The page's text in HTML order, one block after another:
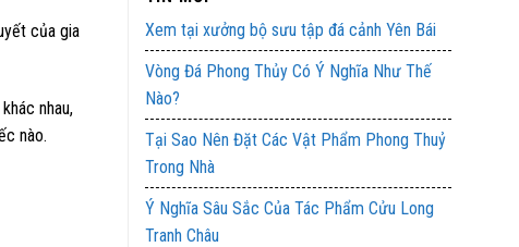
của gia
nhau,
nào.
Xem tại xưởng bộ sưu tập đá cảnh Yên Bái
Vòng Đá Phong Thủy Có Ý Nghĩa Như Thế
Nào?
Tại Sao Nên Đặt Các Vật Phẩm Phong Thuỷ
Trong Nhà
Ý Nghĩa Sâu Sắc Của Tác Phẩm Cửu Long
Tranh Châu